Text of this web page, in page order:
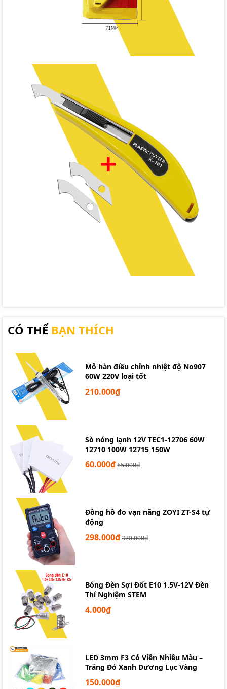
CÓ THỂ BẠN THÍCH
Mỏ hàn điều chỉnh nhiệt độ No907
60W 220V loại tốt
210.000₫
Sò nóng lạnh 12V TEC1-12706 60W
12710 100W 12715 150W
60.000₫65.000₫
Đồng hồ đo vạn năng ZOYI ZT-S4 tự
động
298.000₫320.000₫
Bóng Đèn Sợi Đốt E10 1.5V-12V Đèn
Thí Nghiệm STEM
4.000₫
LED 3mm F3 Có Viền Nhiều Màu –
Trắng Đỏ Xanh Dương Lục Vàng
150.000₫